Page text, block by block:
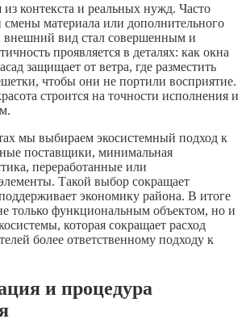
из контекста и реальных нужд. Часто
смены материала или дополнительного
внешний вид стал совершенным и
проявляется в деталях: как окна
защищает от ветра, где разместить
чтобы они не портили восприятие.
строится на точности исполнения и
мы выбираем экосистемный подход к
поставщики, минимальная
переработанные или
Такой выбор сокращает
экономику района. В итоге
только функциональным объектом, но и
которая сокращает расход
более ответственному подходу к
и процедура